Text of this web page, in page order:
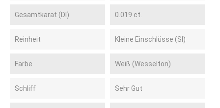
Gesamtkarat (DI) 0.019 ct.
Reinheit Kleine Einschlüsse (SI)
Farbe Weiß (Wesselton)
Schliff Sehr Gut